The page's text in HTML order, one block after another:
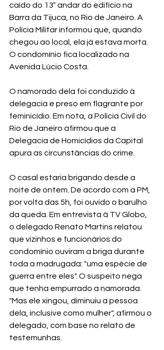
caído do 13º andar do edifício na
Barra da Tijuca, no Rio de Janeiro. A
Polícia Militar informou que, quando
chegou ao local, ela já estava morta.
O condomínio fica localizado na
Avenida Lúcio Costa.
O namorado dela foi conduzido à
delegacia e preso em flagrante por
feminicídio. Em nota, a Polícia Civil do
Rio de Janeiro afirmou que a
Delegacia de Homicídios da Capital
apura as circunstâncias do crime.
O casal estaria brigando desde a
noite de ontem. De acordo com a PM,
por volta das 5h, foi ouvido o barulho
da queda. Em entrevista à TV Globo,
o delegado Renato Martins relatou
que vizinhos e funcionários do
condomínio ouviram a briga durante
toda a madrugada: "uma espécie de
guerra entre eles". O suspeito nega
que tenha empurrado a namorada.
"Mas ele xingou, diminuiu a pessoa
dela, inclusive como mulher", afirmou o
delegado, com base no relato de
testemunhas.